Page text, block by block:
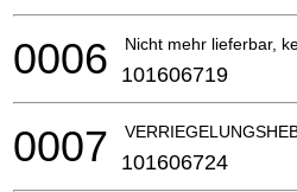
Nicht mehr lieferbar,
0006 101606719
0007 101606724